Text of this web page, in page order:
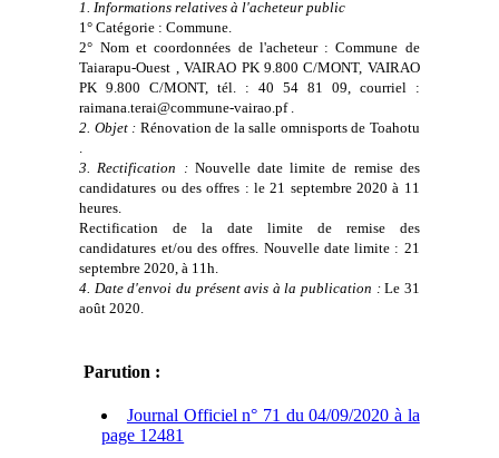
1. Informations relatives à l'acheteur public
1° Catégorie : Commune.
2° Nom et coordonnées de l'acheteur : Commune de
Taiarapu-Ouest , VAIRAO PK 9.800 C/MONT, VAIRAO
PK 9.800 C/MONT, tél. : 40 54 81 09, courriel :
raimana.terai@commune-vairao.pf .
2. Objet : Rénovation de la salle omnisports de Toahotu
3. Rectification :Nouvelle date limite de remise des
candidatures ou des offres : le 21 septembre 2020 à 11
heures.
Rectification de la date limite de remise des
candidatures et/ou des offres. Nouvelle date limite : 21
septembre 2020, à 11h.
4. Date d'envoi du présent avis à la publication :Le 31
août 2020.
Parution :
Journal Officiel n° 71 du 04/09/2020 à la
page 12481